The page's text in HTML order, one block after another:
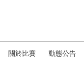
關於比賽 動態公告